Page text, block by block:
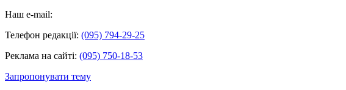
Наш e-mail:
Телефон редакції: (095) 794-29-25
Реклама на сайті: (095) 750-18-53
Запропонувати тему